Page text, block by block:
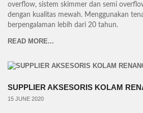
overflow, sistem skimmer dan semi
dengan kualitas mewah. Menggunakan
berpengalaman lebih dari 20 tahun.
READ MORE...
SUPPLIER AKSESORIS KOLAM
15 JUNE 2020